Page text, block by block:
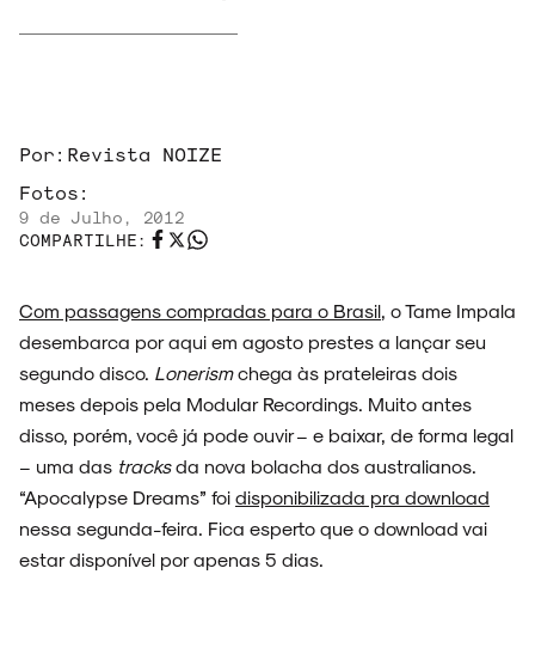
ARQUIVO
ESPECIAIS
FAIXA A FAIXA
Por: Revista NOIZE
Fotos:
9 de Julho, 2012
COMPARTILHE:
Com passagens compradas para o Brasil, o Tame Impala
desembarca por aqui em agosto prestes a lançar seu
segundo disco. Lonerismchega às prateleiras dois
meses depois pela Modular Recordings. Muito antes
disso, porém, você já pode ouvir – e baixar, de forma legal
– uma das tracksda nova bolacha dos australianos.
“Apocalypse Dreams” foi disponibilizada pra download
nessa segunda-feira. Fica esperto que o download vai
estar disponível por apenas 5 dias.